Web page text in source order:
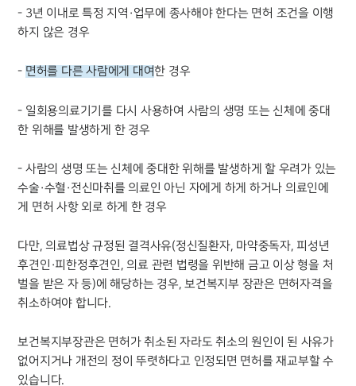
그룹소개
그룹소개
기업 의뢰인
오시는 길
글로벌 파트너 로펌
고객의 소리
업무사례
- 3년 이내로 특정 지역·업무에 종사해야 한다는 면허 조건을 이행
하지 않은 경우
- 면허를 다른 사람에게 대여한 경우
- 일회용의료기기를 다시 사용하여 사람의 생명 또는 신체에 중대
한 위해를 발생하게 한 경우
- 사람의 생명 또는 신체에 중대한 위해를 발생하게 할 우려가 있는
수술·수혈·전신마취를 의료인 아닌 자에게 하게 하거나 의료인에
게 면허 사항 외로 하게 한 경우
다만, 의료법상 규정된 결격사유(정신질환자, 마약중독자, 피성년
후견인·피한정후견인, 의료 관련 법령을 위반해 금고 이상 형을 처
벌을 받은 자 등)에 해당하는 경우, 보건복지부 장관은 면허자격을
취소하여야 합니다.
보건복지부장관은 면허가 취소된 자라도 취소의 원인이 된 사유가
없어지거나 개전의 정이 뚜렷하다고 인정되면 면허를 재교부할 수
있습니다.